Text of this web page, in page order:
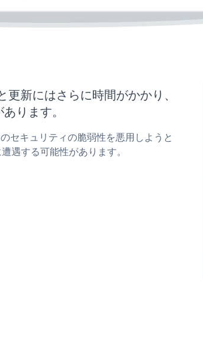
新にはさらに時間がかかり、
ります。
セキュリティの脆弱性を悪用しようと
遇する可能性があります。